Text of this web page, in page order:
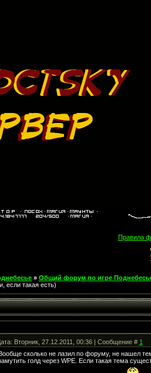
Правила
» Общий форум по игре
если такая есть)
Вторник, 27.12.2011, 00:36 | Сообщение #1
сколько не лазил по форуму, не нашел
голд через WPE. Если такая тема